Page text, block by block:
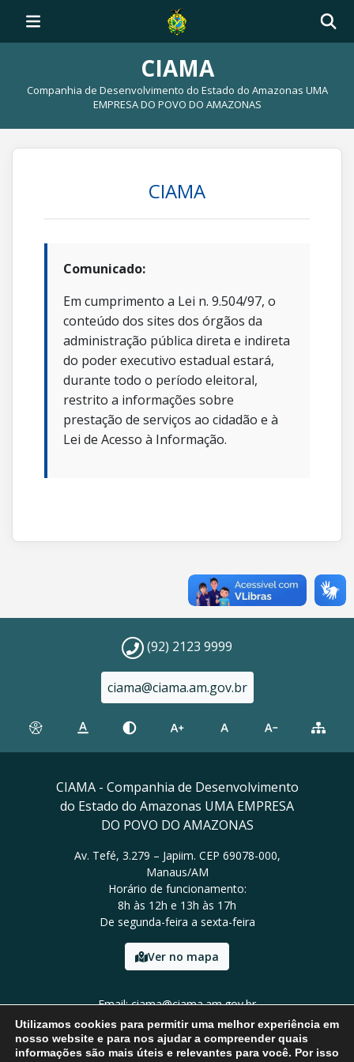
CIAMA
Companhia de Desenvolvimento do Estado do Amazonas UMA
EMPRESA DO POVO DO AMAZONAS
CIAMA
Comunicado:
Em cumprimento a Lei n. 9.504/97, o
conteúdo dos sites dos órgãos da
administração pública direta e indireta
do poder executivo estadual estará,
durante todo o período eleitoral,
restrito a informações sobre
prestação de serviços ao cidadão e à
Lei de Acesso à Informação.
(92) 2123 9999
ciama@ciama.am.gov.br
CIAMA - Companhia de Desenvolvimento
do Estado do Amazonas UMA EMPRESA
DO POVO DO AMAZONAS
Av. Tefé, 3.279 – Japiim. CEP 69078-000,
Manaus/AM
Horário de funcionamento:
8h às 12h e 13h às 17h
De segunda-feira a sexta-feira
Ver no mapa
Email: ciama@ciama.am.gov.br
Tel: (92) 2123 9999
Utilizamos cookies para permitir uma melhor experiência em
nosso website e para nos ajudar a compreender quais
informações são mais úteis e relevantes para você. Por isso